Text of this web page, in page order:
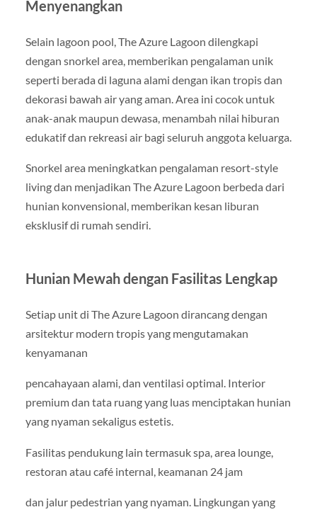
Menyenangkan
Selain lagoon pool, The Azure Lagoon dilengkapi
dengan snorkel area, memberikan pengalaman unik
seperti berada di laguna alami dengan ikan tropis dan
dekorasi bawah air yang aman. Area ini cocok untuk
anak-anak maupun dewasa, menambah nilai hiburan
edukatif dan rekreasi air bagi seluruh anggota keluarga.
Snorkel area meningkatkan pengalaman resort-style
living dan menjadikan The Azure Lagoon berbeda dari
hunian konvensional, memberikan kesan liburan
eksklusif di rumah sendiri.
Hunian Mewah dengan Fasilitas Lengkap
Setiap unit di The Azure Lagoon dirancang dengan
arsitektur modern tropis yang mengutamakan
kenyamanan
pencahayaan alami, dan ventilasi optimal. Interior
premium dan tata ruang yang luas menciptakan hunian
yang nyaman sekaligus estetis.
Fasilitas pendukung lain termasuk spa, area lounge,
restoran atau café internal, keamanan 24 jam
dan jalur pedestrian yang nyaman. Lingkungan yang